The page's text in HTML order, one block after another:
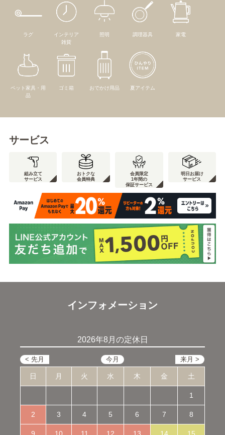
ラグ
インテリア
雑貨
照明 調理器具 家電
ペット家具・用
品
ゴミ箱 おでかけ用品 夏アイテム
サービス
組み立て
サービス
おトクな
会員特典
会員限定
1年間の
保証サービス
明日お届け
サービス
インフォメーション
2026年8月の定休日
日 月 火 水 木 金 土
1
2 3 4 5 6 7 8
9 10 11 12 13 14 15